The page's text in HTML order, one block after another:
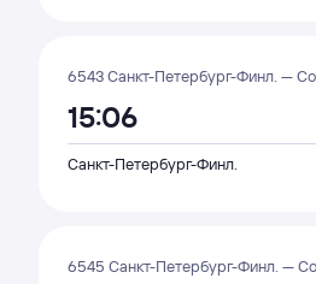
6543 Санкт-Петербург-Финл. —
15:06
Санкт-Петербург-Финл.
6545 Санкт-Петербург-Финл. —